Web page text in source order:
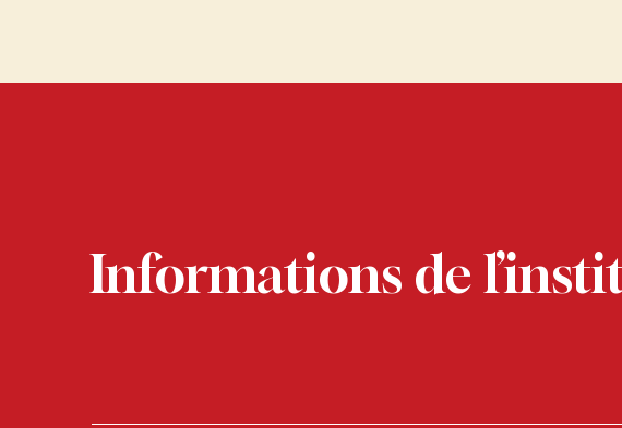
Informations de